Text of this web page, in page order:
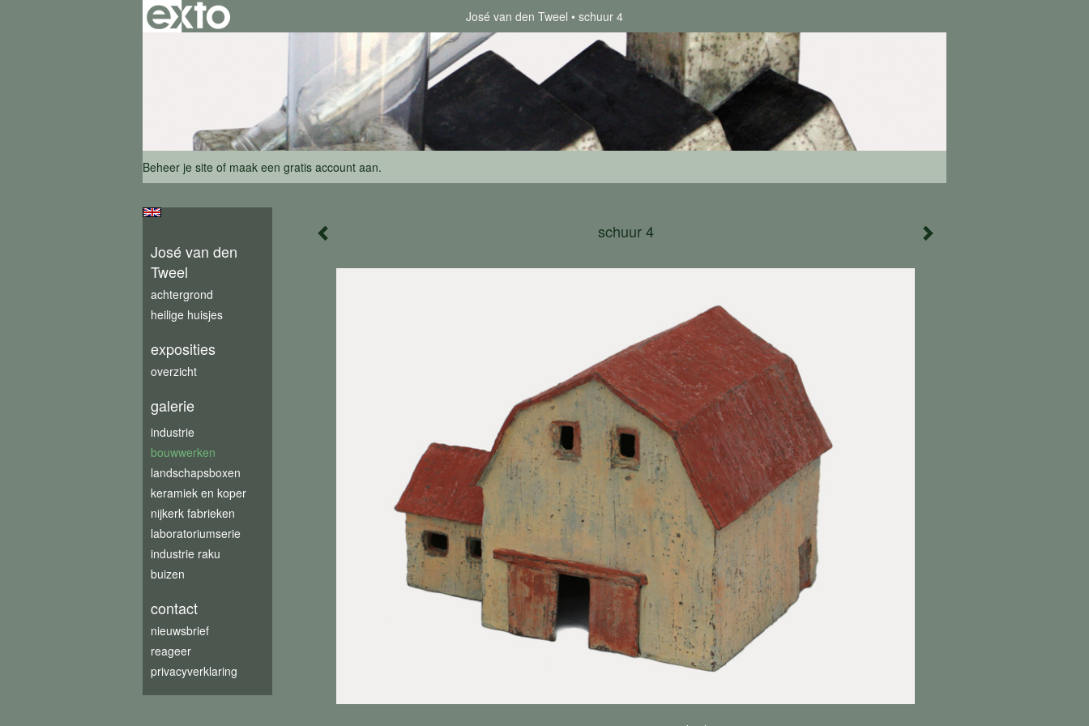
José van den Tweel schuur 4
Beheer je site of maak een gratis account aan.
schuur 4
José van den
Tweel
achtergrond
heilige huisjes
exposities
overzicht
galerie
industrie
bouwwerken
landschapsboxen
keramiek en koper
nijkerk fabrieken
laboratoriumserie
industrie raku
buizen
contact
nieuwsbrief
reageer
privacyverklaring